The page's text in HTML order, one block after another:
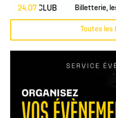
24.07CLUB Billetterie,
Toutes les